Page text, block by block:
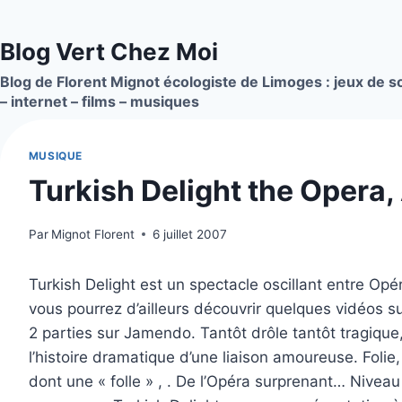
contenu
Blog Vert Chez Moi
Blog de Florent Mignot écologiste de Limoges : jeux de
– internet – films – musiques
MUSIQUE
Turkish Delight the
Par Mignot Florent 6 juillet 2007
Turkish Delight est un spectacle oscillant entre
vous pourrez d’ailleurs découvrir quelques vidéos
2 parties sur Jamendo. Tantôt drôle tantôt
l’histoire dramatique d’une liaison amoureuse.
dont une « folle » , . De l’Opéra surprenant…